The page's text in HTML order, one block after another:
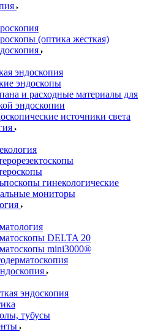
(оптика жесткая)
эндоскопия
эндоскопы
и расходные материалы для
эндоскопии
источники света
гинекологические
мониторы
DELTA 20
mini3000®
эндоскопия
тубусы